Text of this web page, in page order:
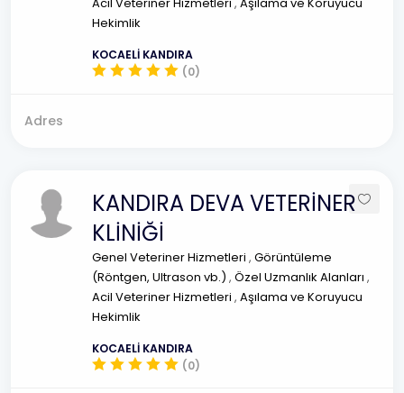
Hekimlik
KOCAELİ KANDIRA
(0)
Adres
KANDIRA DEVA VETERİNER
KLİNİĞİ
Genel Veteriner Hizmetleri , Görüntüleme
(Röntgen, Ultrason vb.) , Özel Uzmanlık Alanları ,
Acil Veteriner Hizmetleri , Aşılama ve Koruyucu
Hekimlik
KOCAELİ KANDIRA
(0)